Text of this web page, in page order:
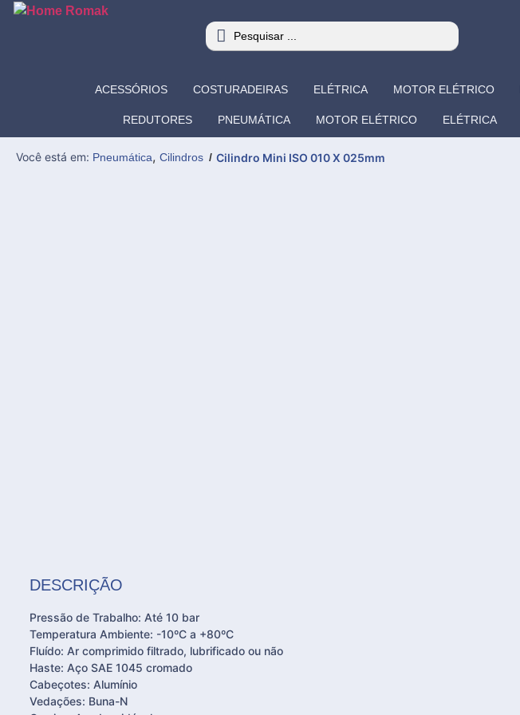
ACESSÓRIOS COSTURADEIRAS ELÉTRICA MOTOR ELÉTRICO
REDUTORES PNEUMÁTICA MOTOR ELÉTRICO ELÉTRICA
Você está em: Pneumática, Cilindros / Cilindro Mini ISO 010 X 025mm
DESCRIÇÃO
Pressão de Trabalho: Até 10 bar
Temperatura Ambiente: -10ºC a +80ºC
Fluído: Ar comprimido filtrado, lubrificado ou não
Haste: Aço SAE 1045 cromado
Cabeçotes: Alumínio
Vedações: Buna-N